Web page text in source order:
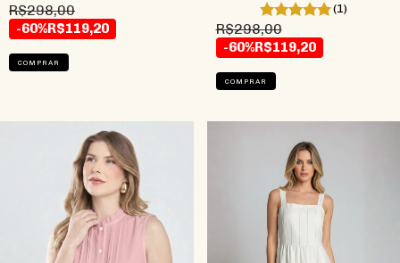
R$298,00
-60%R$119,20
COMPRAR
(1)
R$298,00
-60%R$119,20
COMPRAR